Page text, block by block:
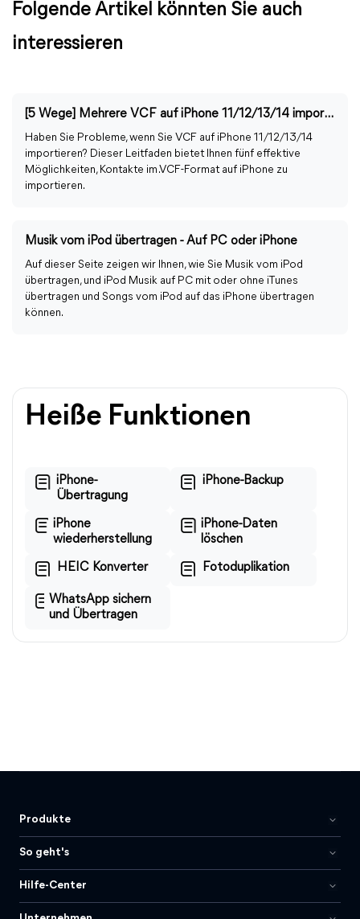
Folgende Artikel könnten Sie auch
interessieren
[5 Wege] Mehrere VCF auf iPhone 11/12/13/14 importieren
Haben Sie Probleme, wenn Sie VCF auf iPhone 11/12/13/14
importieren? Dieser Leitfaden bietet Ihnen fünf effektive
Möglichkeiten, Kontakte im .VCF-Format auf iPhone zu
importieren.
Musik vom iPod übertragen - Auf PC oder iPhone
Auf dieser Seite zeigen wir Ihnen, wie Sie Musik vom iPod
übertragen, und iPod Musik auf PC mit oder ohne iTunes
übertragen und Songs vom iPod auf das iPhone übertragen
können.
Heiße Funktionen
iPhone-
Übertragung
iPhone-Backup
iPhone
wiederherstellung
iPhone-Daten
löschen
HEIC Konverter Fotoduplikation
WhatsApp sichern
und Übertragen
Produkte
So geht's
Hilfe-Center